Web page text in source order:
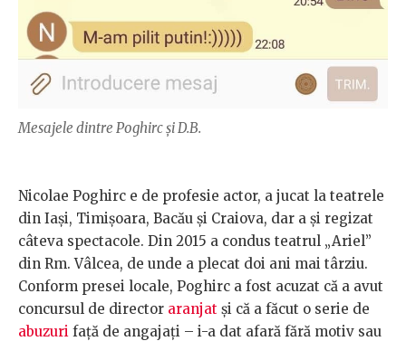
Mesajele dintre Poghirc și D.B.
Nicolae Poghirc e de profesie actor, a jucat la teatrele
din Iași, Timișoara, Bacău și Craiova, dar a și regizat
câteva spectacole. Din 2015 a condus teatrul „Ariel”
din Rm. Vâlcea, de unde a plecat doi ani mai târziu.
Conform presei locale, Poghirc a fost acuzat că a avut
concursul de director aranjat și că a făcut o serie de
abuzuri față de angajați – i-a dat afară fără motiv sau